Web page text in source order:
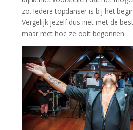
zo. Iedere topdanser is bij het
Vergelijk jezelf dus niet met de
maar met hoe ze ooit begonnen.